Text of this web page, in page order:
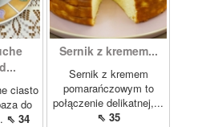
ciasto
do
⇖ 34
Sernik z kremem...
Sernik z kremem
pomarańczowym to
połączenie delikatnej,...
⇖ 35